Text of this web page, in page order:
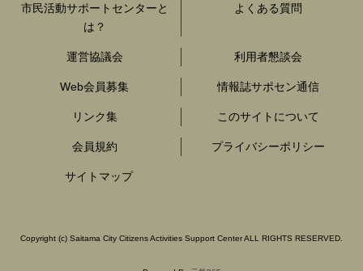
市民活動サポートセンターと
は？
よくある質問
運営協議会 利用者懇談会
Web会員募集 情報誌サポセン通信
リンク集 このサイトについて
会員規約 プライバシーポリシー
サイトマップ
Copyright (c) Saitama City Citizens Activities Support Center ALL RIGHTS RESERVED.